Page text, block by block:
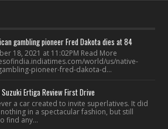
gambling pioneer Fred Dakota dies at 84
18, 2021 at 11:02PM Read More
world/us/native-
pioneer-fred-dakota-d...
Ertiga Review First Drive
a car created to invite superlatives. It did
in a spectacular fashion, but still
find any...